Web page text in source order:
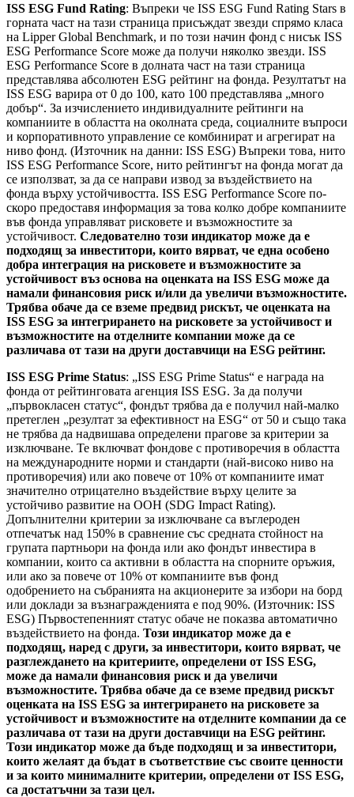
ISS ESG Fund Rating: Въпреки че ISS ESG Fund Rating Stars в
горната част на тази страница присъждат звезди спрямо класа
на Lipper Global Benchmark, и по този начин фонд с нисък ISS
ESG Performance Score може да получи няколко звезди. ISS
ESG Performance Score в долната част на тази страница
представлява абсолютен ESG рейтинг на фонда. Резултатът на
ISS ESG варира от 0 до 100, като 100 представлява „много
добър“. За изчислението индивидуалните рейтинги на
компаниите в областта на околната среда, социалните въпроси
и корпоративното управление се комбинират и агрегират на
ниво фонд. (Източник на данни: ISS ESG) Въпреки това, нито
ISS ESG Performance Score, нито рейтингът на фонда могат да
се използват, за да се направи извод за въздействието на
фонда върху устойчивостта. ISS ESG Performance Score по-
скоро предоставя информация за това колко добре компаниите
във фонда управляват рисковете и възможностите за
устойчивост. Следователно този индикатор може да е
подходящ за инвеститори, които вярват, че една особено
добра интеграция на рисковете и възможностите за
устойчивост въз основа на оценката на ISS ESG може да
намали финансовия риск и/или да увеличи възможностите.
Трябва обаче да се вземе предвид рискът, че оценката на
ISS ESG за интегрирането на рисковете за устойчивост и
възможностите на отделните компании може да се
различава от тази на други доставчици на ESG рейтинг.
ISS ESG Prime Status: „ISS ESG Prime Status“ е награда на
фонда от рейтинговата агенция ISS ESG. За да получи
„първокласен статус“, фондът трябва да е получил най-малко
претеглен „резултат за ефективност на ESG“ от 50 и също така
не трябва да надвишава определени прагове за критерии за
изключване. Те включват фондове с противоречия в областта
на международните норми и стандарти (най-високо ниво на
противоречия) или ако повече от 10% от компаниите имат
значително отрицателно въздействие върху целите за
устойчиво развитие на ООН (SDG Impact Rating).
Допълнителни критерии за изключване са въглероден
отпечатък над 150% в сравнение със средната стойност на
групата партньори на фонда или ако фондът инвестира в
компании, които са активни в областта на спорните оръжия,
или ако за повече от 10% от компаниите във фонд
одобрението на събранията на акционерите за избори на борд
или доклади за възнагражденията е под 90%. (Източник: ISS
ESG) Първостепенният статус обаче не показва автоматично
въздействието на фонда. Този индикатор може да е
подходящ, наред с други, за инвеститори, които вярват, че
разглеждането на критериите, определени от ISS ESG,
може да намали финансовия риск и да увеличи
възможностите. Трябва обаче да се вземе предвид рискът
оценката на ISS ESG за интегрирането на рисковете за
устойчивост и възможностите на отделните компании да се
различава от тази на други доставчици на ESG рейтинг.
Този индикатор може да бъде подходящ и за инвеститори,
които желаят да бъдат в съответствие със своите ценности
и за които минималните критерии, определени от ISS ESG,
са достатъчни за тази цел.